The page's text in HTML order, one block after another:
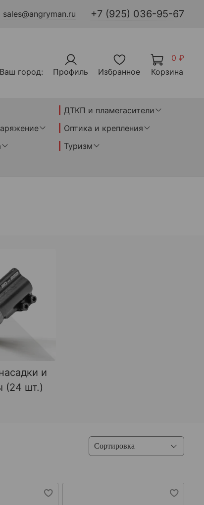
sales@angryman.ru +7 (925) 036-95-67
Ваш город: Профиль Избранное
0 ₽
Корзина
ДТКП и пламегасители
Оптика и крепления
Туризм
и
(24 шт.)